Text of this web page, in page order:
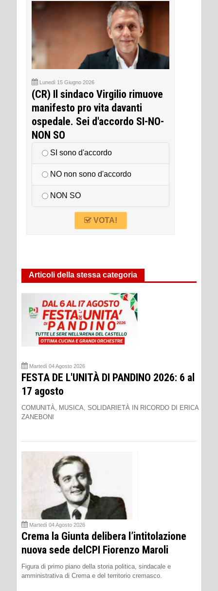
Lunedì 15 Giugno 2026
(CR) Il sindaco Virgilio rimuove
manifesto pro vita davanti
ospedale. Sei d'accordo SI-NO-
NON SO
SI sono d'accordo
NO non sono d'accordo
NON SO
VOTA!
Articoli della stessa categoria
Martedì 04 Agosto 2026
FESTA DE L'UNITÀ DI PANDINO 2026: 6 al
17 agosto
COMUNITÀ, MUSICA, SOLIDARIETÀ IN RICORDO DI ERICA
ZANEBONI
Martedì 04 Agosto 2026
Crema la Giunta delibera l’intitolazione
nuova sede delCPI Fiorenzo Maroli
Figura di primo piano della storia politica, sindacale e
amministrativa di Crema e del territorio cremasco.